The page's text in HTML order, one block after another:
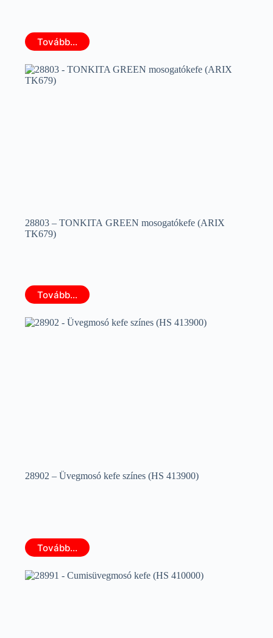
Tovább...
28803 – TONKITA GREEN mosogatókefe (ARIX
TK679)
Tovább...
28902 – Üvegmosó kefe színes (HS 413900)
Tovább...